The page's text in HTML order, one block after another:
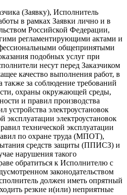
(Заявку), Исполнитель
в рамках Заявки лично и в
Российской Федерации,
регламентирующими актами и
общепринятыми
подобных услуг при
несут перед Заказчиком
качество выполнения работ, в
также за соблюдение требований
охраны окружающей среды,
и правил производства
устройства электроустановок
электроустановок
технической эксплуатации
по охране труда (МПОТ),
средств защиты (ППИСЗ) и
нарушения такого
обратиться к Исполнителю с
законодательством
должен иметь опрятный
резкие и(или) неприятные